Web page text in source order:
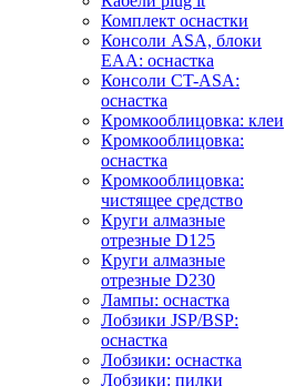
Комплект оснастки
Консоли ASA, блоки
EAA: оснастка
Консоли CT-ASA:
оснастка
Кромкооблицовка: клеи
Кромкооблицовка:
оснастка
Кромкооблицовка:
чистящее средство
Круги алмазные
отрезные D125
Круги алмазные
отрезные D230
Лампы: оснастка
Лобзики JSP/BSP:
оснастка
Лобзики: оснастка
Лобзики: пилки